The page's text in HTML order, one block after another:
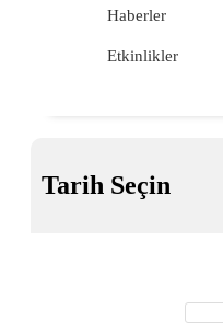
Haberler
Etkinlikler
Tarih Seçin